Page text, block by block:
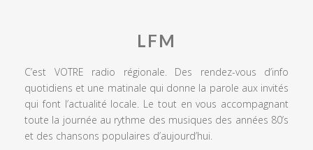
LFM
C’est VOTRE radio régionale. Des rendez-vous d’info
quotidiens et une matinale qui donne la parole aux invités
qui font l’actualité locale. Le tout en vous accompagnant
toute la journée au rythme des musiques des années 80’s
et des chansons populaires d’aujourd’hui.